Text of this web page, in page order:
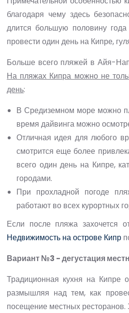
благодаря чему здесь
длится большую половину
провести один день на Кипре,
Больше всего пляжей в Айя-
На пляжах Кипра можно не
день:
В Средиземном море можно
время дайвинга можно
Отличная идея для любого
смотрится еще более
всего один день на Кипре,
городами.
При прохладной погоде
работают во всех курортных
Если после пляжа захочется
Недвижимость на острове Кипр
Вариант №3 - дегустация
Традиционная кухня на Кипре
размышляя над тем, как
посещение местных ресторанов.